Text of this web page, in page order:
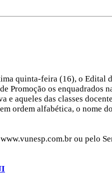
quinta-feira (16), o Edital
Promoção os
e aqueles das classes
ordem alfabética, o nome
ou pelo